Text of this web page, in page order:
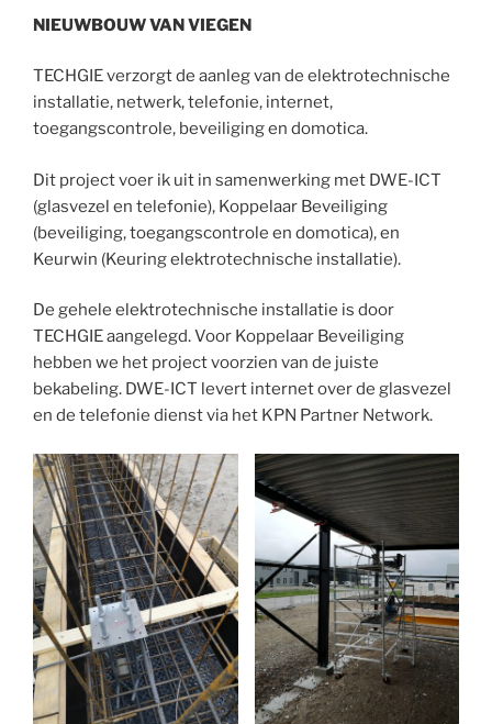
NIEUWBOUW VAN VIEGEN
TECHGIE verzorgt de aanleg van de elektrotechnische
installatie, netwerk, telefonie, internet,
toegangscontrole, beveiliging en domotica.
Dit project voer ik uit in samenwerking met DWE-ICT
(glasvezel en telefonie), Koppelaar Beveiliging
(beveiliging, toegangscontrole en domotica), en
Keurwin (Keuring elektrotechnische installatie).
De gehele elektrotechnische installatie is door
TECHGIE aangelegd. Voor Koppelaar Beveiliging
hebben we het project voorzien van de juiste
bekabeling. DWE-ICT levert internet over de glasvezel
en de telefonie dienst via het KPN Partner Network.